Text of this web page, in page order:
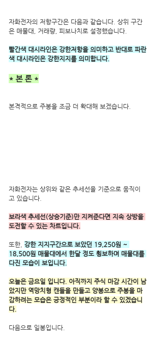
자화전자의 저항구간은 다음과 같습니다. 상위 구간
은 매물대, 거래량, 피보나치로 설정했습니다.
빨간색 대시라인은 강한저항을 의미하고 반대로 파란
색 대시라인은 강한지지를 의미합니다.
* 본 론 *
본격적으로 주봉을 조금 더 확대해 보겠습니다.
자화전자는 상위와 같은 추세선을 기준으로 움직이
고 있습니다.
보라색 추세선(상승기준)만 지켜준다면 지속 상방을
도전할 수 있는 차트입니다.
또한, 강한 지지구간으로 보았던 19,250원 ~
18,500원 매물대에서 한달 정도 횡보하며 매물대를
다진 모습이 보입니다.
오늘은 금요일 입니다. 아직까지 주식 마감 시간이 남
았지만 역망치형 캔들을 만들고 양봉으로 주봉을 마
감하려는 모습은 긍정적인 부분이라 할 수 있겠습니
다.
다음으로 일봉입니다.